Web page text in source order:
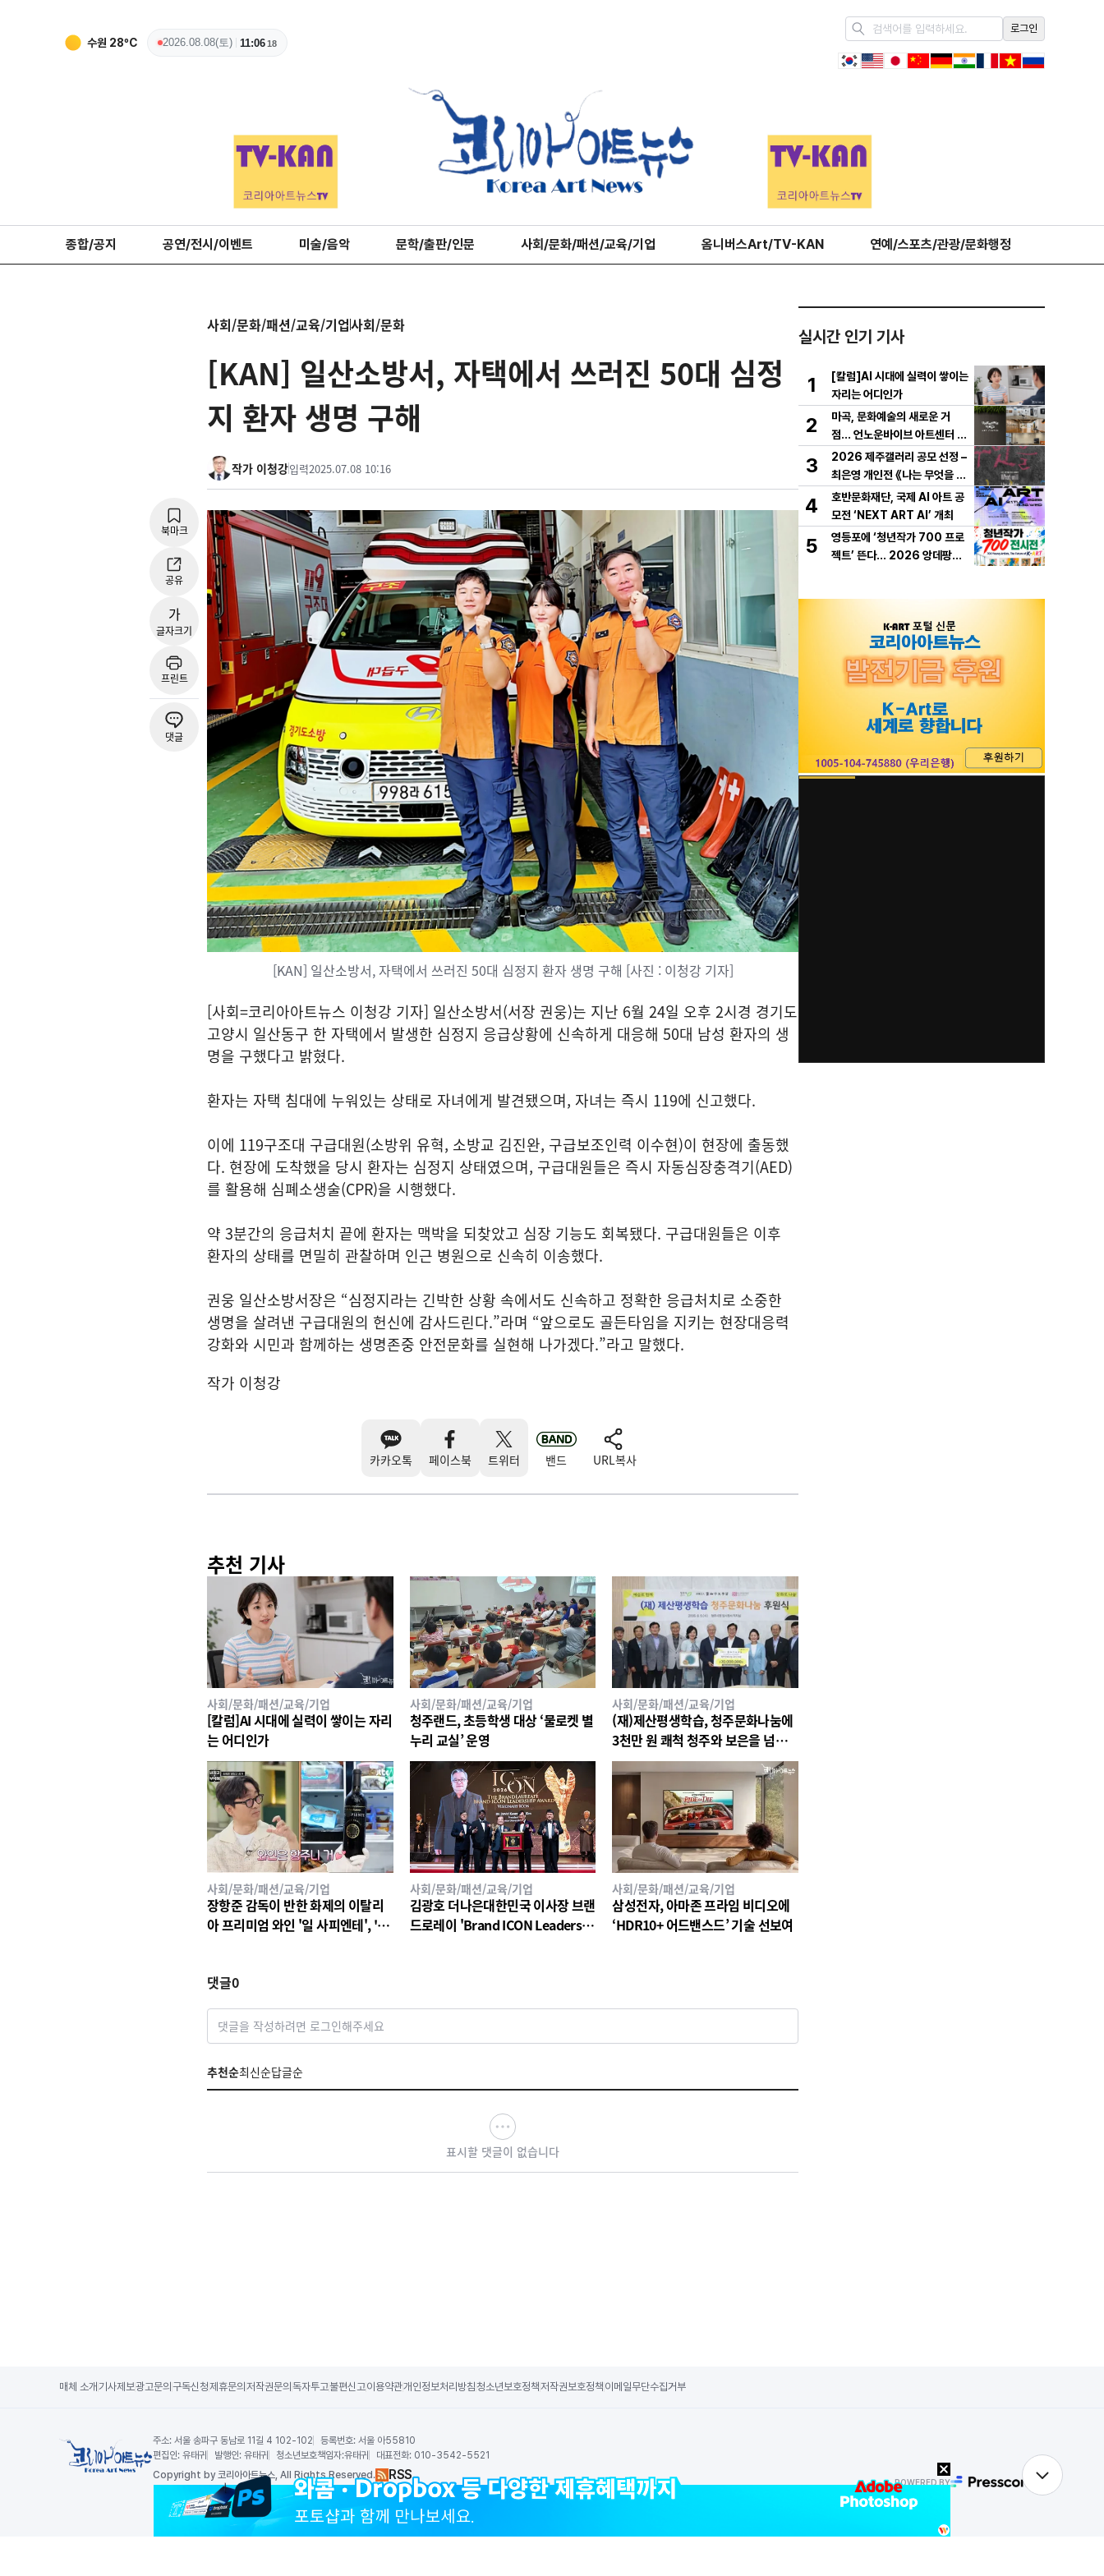
수원 28ºC 2026.08.08(토) 11:0619
로그인
종합/공지 공연/전시/이벤트 미술/음악 문학/출판/인문 사회/문화/패션/교육/기업 옴니버스Art/TV-KAN 연예/스포츠/관광/문화행정
사회/문화/패션/교육/기업사회/문화
[KAN] 일산소방서, 자택에서 쓰러진 50대 심정
지 환자 생명 구해
작가 이청강입력2025.07.08 10:16
북마크
공유
가
글자크기
프린트
댓글
[KAN] 일산소방서, 자택에서 쓰러진 50대 심정지 환자 생명 구해 [사진 : 이청강 기자]
[사회=코리아아트뉴스 이청강 기자] 일산소방서(서장 권웅)는 지난 6월 24일 오후 2시경 경기도
고양시 일산동구 한 자택에서 발생한 심정지 응급상황에 신속하게 대응해 50대 남성 환자의 생
명을 구했다고 밝혔다.
환자는 자택 침대에 누워있는 상태로 자녀에게 발견됐으며, 자녀는 즉시 119에 신고했다.
이에 119구조대 구급대원(소방위 유혁, 소방교 김진완, 구급보조인력 이수현)이 현장에 출동했
다. 현장에 도착했을 당시 환자는 심정지 상태였으며, 구급대원들은 즉시 자동심장충격기(AED)
를 활용해 심폐소생술(CPR)을 시행했다.
약 3분간의 응급처치 끝에 환자는 맥박을 되찾았고 심장 기능도 회복됐다. 구급대원들은 이후
환자의 상태를 면밀히 관찰하며 인근 병원으로 신속히 이송했다.
권웅 일산소방서장은 “심정지라는 긴박한 상황 속에서도 신속하고 정확한 응급처치로 소중한
생명을 살려낸 구급대원의 헌신에 감사드린다.”라며 “앞으로도 골든타임을 지키는 현장대응력
강화와 시민과 함께하는 생명존중 안전문화를 실현해 나가겠다.”라고 말했다.
작가 이청강
카카오톡 페이스북 트위터 밴드 URL복사
추천 기사
사회/문화/패션/교육/기업
[칼럼]AI 시대에 실력이 쌓이는 자리
는 어디인가
사회/문화/패션/교육/기업
청주랜드, 초등학생 대상 ‘물로켓 별
누리 교실’ 운영
사회/문화/패션/교육/기업
(재)제산평생학습, 청주문화나눔에
3천만 원 쾌척 청주와 보은을 넘어
세계로 ‘국제교류’사업 후원
사회/문화/패션/교육/기업
장항준 감독이 반한 화제의 이탈리
아 프리미엄 와인 '일 사피엔테', '20
사회/문화/패션/교육/기업
김광호 더나은대한민국 이사장 브랜
드로레이 'Brand ICON Leadershi
사회/문화/패션/교육/기업
삼성전자, 아마존 프라임 비디오에
‘HDR10+ 어드밴스드’ 기술 선보여
댓글0
댓글을 작성하려면 로그인해주세요
추천순최신순답글순
표시할 댓글이 없습니다
실시간 인기 기사
1
[칼럼]AI 시대에 실력이 쌓이는
자리는 어디인가
2
마곡, 문화예술의 새로운 거
점… 언노운바이브 아트센터 개
관
3
2026 제주갤러리 공모 선정 –
최은영 개인전 《나는 무엇을 하
다 죽을까》 개최
4
호반문화재단, 국제 AI 아트 공
모전 ‘NEXT ART AI’ 개최
5
영등포에 ‘청년작가 700 프로
젝트’ 뜬다… 2026 앙데팡당K
매체 소개 기사제보광고문의 구독신청제휴문의 저작권문의 독자투고불편신고이용약관개인정보처리방침 청소년보호정책저작권보호정책 이메일무단수집거부
주소: 서울 송파구 동남로 11길 4 102-102 등록번호: 서울 아55810
편집인: 유태귀 발행인: 유태귀 청소년보호책임자:유태귀 대표전화: 010-3542-5521
Copyright by 코리아아트뉴스, All Rights Reserved. RSS POWERED BY